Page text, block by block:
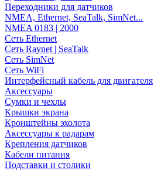
Переходники для датчиков
NMEA, Ethernet, SeaTalk, SimNet...
NMEA 0183 | 2000
Сеть Ethernet
Сеть Raynet | SeaTalk
Сеть SimNet
Сеть WiFi
Интерфейсный кабель для двигателя
Аксессуары
Сумки и чехлы
Крышки экрана
Кронштейны эхолота
Аксессуары к радарам
Крепления датчиков
Кабели питания
Подставки и столики